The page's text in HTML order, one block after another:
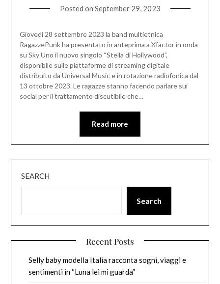
Posted on September 29, 2023
Giovedì 28 settembre 2023 la band multietnica
RagazzePunk ha presentato in anteprima a Xfactor in onda
su Sky Uno il nuovo singolo “Stella di Hollywood”,
disponibile sulle piattaforme di streaming digitale
distribuito da Universal Music e in rotazione radiofonica dal
13 ottobre 2023. Le ragazze stanno facendo parlare sui
social per il trattamento discutibile che…
Read more
SEARCH
Search
Recent Posts
Selly baby modella Italia racconta sogni, viaggi e
sentimenti in “Luna lei mi guarda”